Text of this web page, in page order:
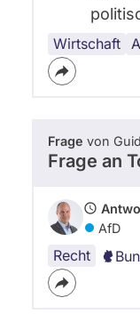
Wirtschaft
Frage von
Frage an
AfD
Recht